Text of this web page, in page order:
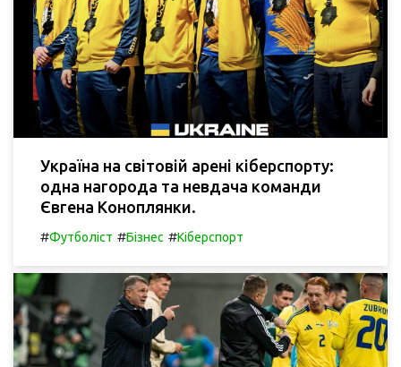
Україна на світовій арені кіберспорту:
одна нагорода та невдача команди
Євгена Коноплянки.
#Футболіст #Бізнес #Кіберспорт